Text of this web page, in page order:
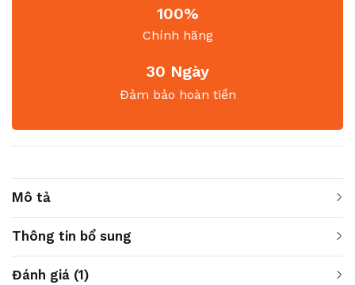
100%
Chính hãng
30 Ngày
Đảm bảo hoàn tiền
Mô tả
Thông tin bổ sung
Đánh giá (1)